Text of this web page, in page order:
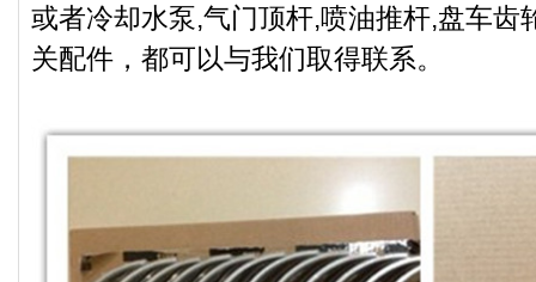
或者冷却水泵,气门顶杆,喷油推杆,盘车齿
关配件，都可以与我们取得联系。